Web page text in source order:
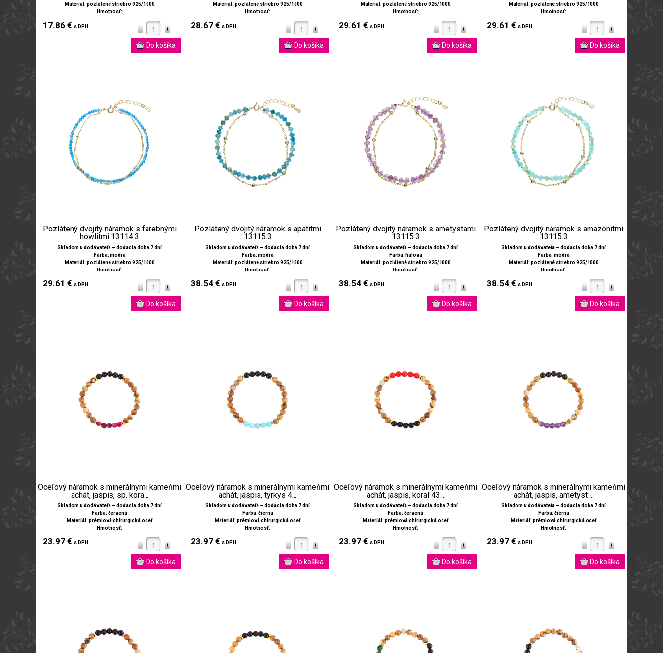
Materiál: pozlátené striebro 925/1000
Hmotnosť:
17.86 € s DPH
Materiál: pozlátené striebro 925/1000
Hmotnosť:
28.67 € s DPH
Materiál: pozlátené striebro 925/1000
Hmotnosť:
29.61 € s DPH
Materiál: pozlátené striebro 925/1000
Hmotnosť:
29.61 € s DPH
Pozlátený dvojitý náramok s farebnými
howlitmi 13114.3
Skladom u dodávateľa – dodacia doba 7 dní
Farba: modrá
Materiál: pozlátené striebro 925/1000
Hmotnosť:
29.61 € s DPH
Pozlátený dvojitý náramok s apatitmi
13115.3
Skladom u dodávateľa – dodacia doba 7 dní
Farba: modrá
Materiál: pozlátené striebro 925/1000
Hmotnosť:
38.54 € s DPH
Pozlátený dvojitý náramok s ametystami
13115.3
Skladom u dodávateľa – dodacia doba 7 dní
Farba: fialová
Materiál: pozlátené striebro 925/1000
Hmotnosť:
38.54 € s DPH
Pozlátený dvojitý náramok s amazonitmi
13115.3
Skladom u dodávateľa – dodacia doba 7 dní
Farba: modrá
Materiál: pozlátené striebro 925/1000
Hmotnosť:
38.54 € s DPH
Oceľový náramok s minerálnymi kameňmi
achát, jaspis, sp. kora...
Skladom u dodávateľa – dodacia doba 7 dní
Farba: červená
Materiál: prémiová chirurgická oceľ
Hmotnosť:
23.97 € s DPH
Oceľový náramok s minerálnymi kameňmi
achát, jaspis, tyrkys 4...
Skladom u dodávateľa – dodacia doba 7 dní
Farba: čierna
Materiál: prémiová chirurgická oceľ
Hmotnosť:
23.97 € s DPH
Oceľový náramok s minerálnymi kameňmi
achát, jaspis, koral 43...
Skladom u dodávateľa – dodacia doba 7 dní
Farba: červená
Materiál: prémiová chirurgická oceľ
Hmotnosť:
23.97 € s DPH
Oceľový náramok s minerálnymi kameňmi
achát, jaspis, ametyst ...
Skladom u dodávateľa – dodacia doba 7 dní
Farba: čierna
Materiál: prémiová chirurgická oceľ
Hmotnosť:
23.97 € s DPH